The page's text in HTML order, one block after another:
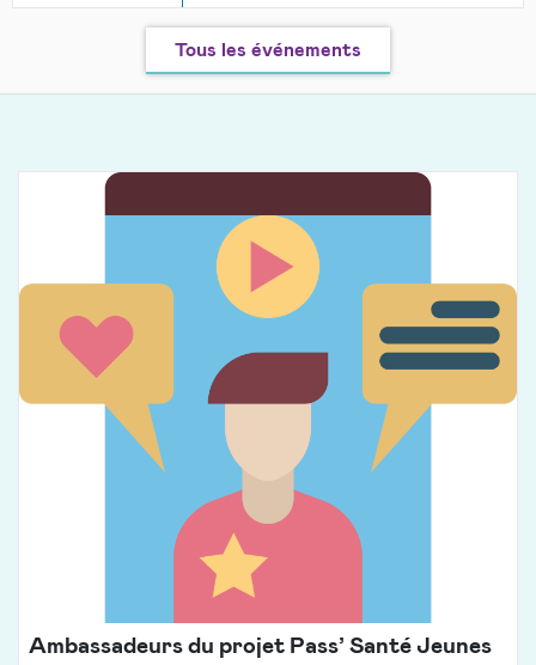
Tous les événements
Ambassadeurs du projet Pass’ Santé Jeunes